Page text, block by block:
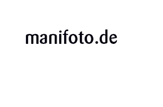
content